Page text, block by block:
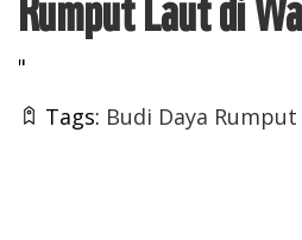
"
Tags: Budi Daya